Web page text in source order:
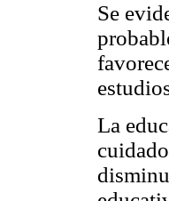
Se
La